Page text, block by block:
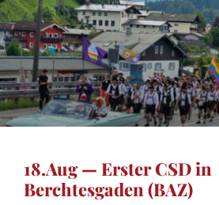
18.Aug — Erster CSD in
Berchtesgaden (BAZ)